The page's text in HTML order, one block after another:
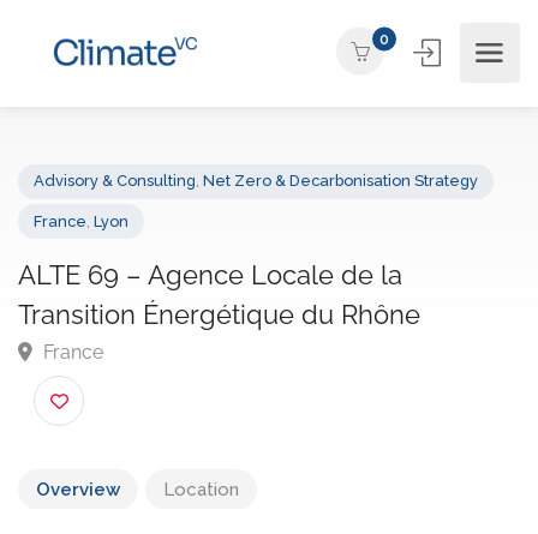
0
ALTE 69 – Agence Locale de la
Transition Énergétique du Rhône
France
Overview Location